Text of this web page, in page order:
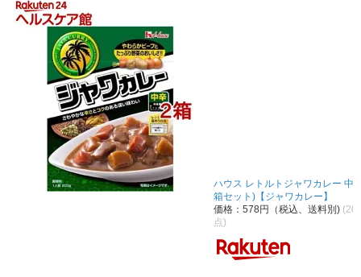
ハウス レトルトジャワカレー 中
箱セット)【ジャワカレー】
価格：578円（税込、送料別)
点)